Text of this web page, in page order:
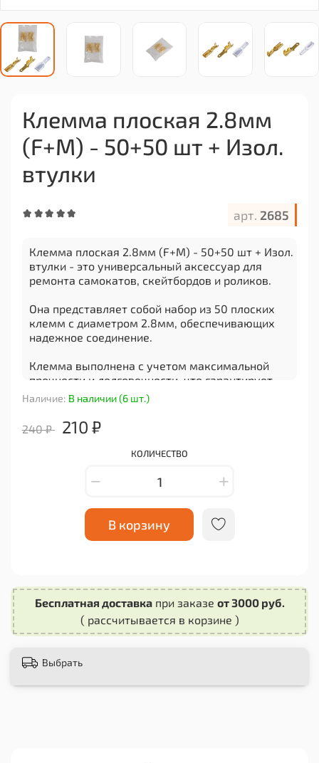
арт. 2685
Наличие: В наличии (6 шт.)
Клемма плоская 2.8мм
(F+M) - 50+50 шт + Изол.
втулки
240 ₽ 210 ₽
КОЛИЧЕСТВО
В корзину
Клемма плоская 2.8мм (F+M) - 50+50 шт + Изол.
втулки - это универсальный аксессуар для
ремонта самокатов, скейтбордов и роликов.
Она представляет собой набор из 50 плоских
клемм с диаметром 2.8мм, обеспечивающих
надежное соединение.
Клемма выполнена с учетом максимальной
прочности и долговечности, что гарантирует
надежную фиксацию элементов.
Каждая клемма оснащена изоляционными
втулками, обеспечивающими безопасность и
защиту от короткого замыкания.
Этот набор позволит вам быстро и качественно
транспортного средства.
С Клеммой плоской 2.8мм (F+M) - 50+50 шт +
Бесплатная доставкапри заказе от 3000 руб.
( рассчитывается в корзине )
Выбрать